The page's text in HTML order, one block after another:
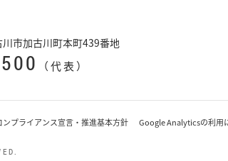
市加古川町本町439番地
（代表）
ンプライアンス宣言・推進基本方針 Google Analyticsの利用